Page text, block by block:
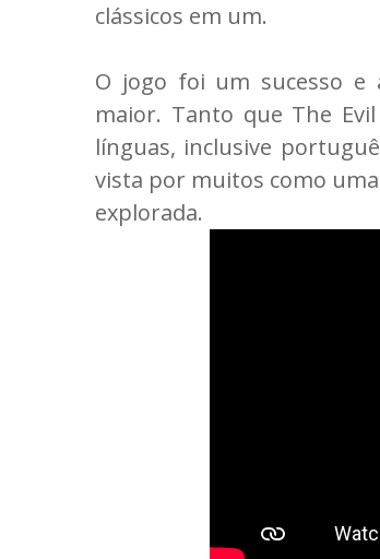
clássicos em um.
O jogo foi um sucesso e
maior. Tanto que The
línguas, inclusive
vista por muitos como
explorada.